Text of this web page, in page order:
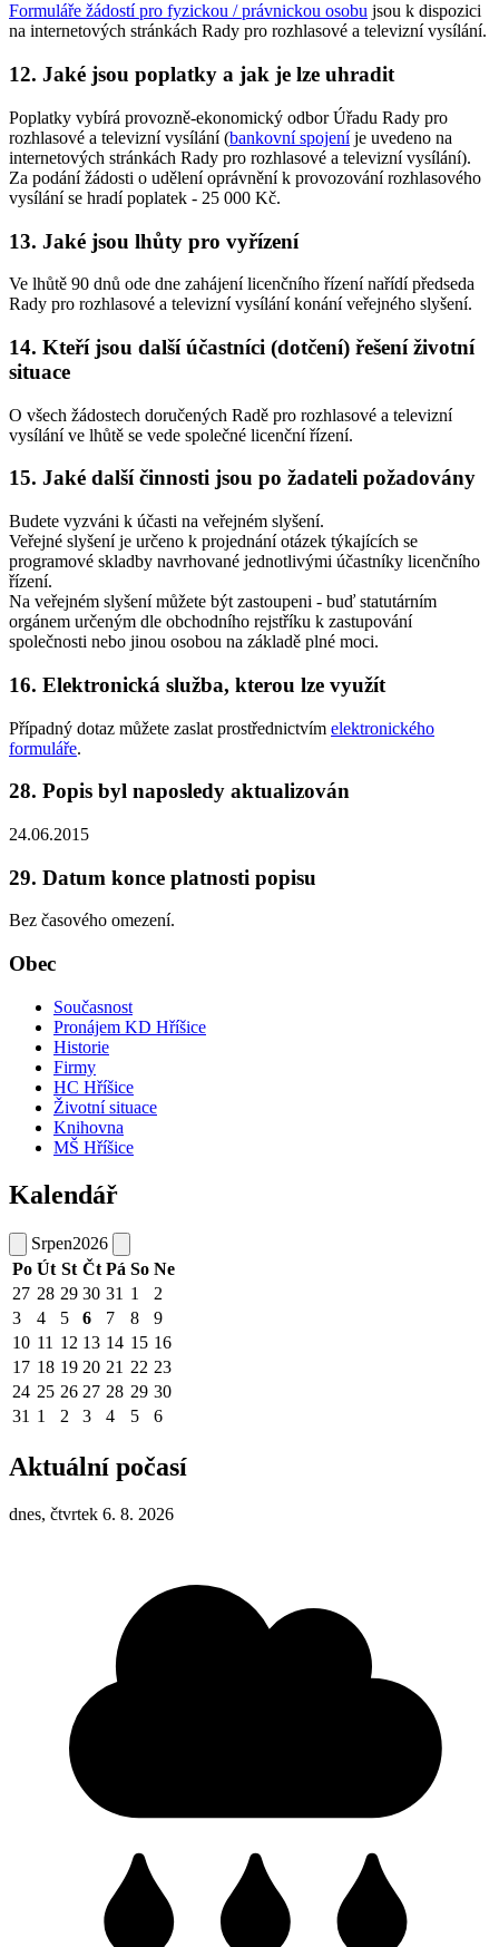
Formuláře žádostí pro fyzickou / právnickou osobu jsou k dispozici
na internetových stránkách Rady pro rozhlasové a televizní vysílání.
12. Jaké jsou poplatky a jak je lze uhradit
Poplatky vybírá provozně-ekonomický odbor Úřadu Rady pro
rozhlasové a televizní vysílání (bankovní spojeníje uvedeno na
internetových stránkách Rady pro rozhlasové a televizní vysílání).
Za podání žádosti o udělení oprávnění k provozování rozhlasového
vysílání se hradí poplatek - 25 000 Kč.
13. Jaké jsou lhůty pro vyřízení
Ve lhůtě 90 dnů ode dne zahájení licenčního řízení nařídí předseda
Rady pro rozhlasové a televizní vysílání konání veřejného slyšení.
14. Kteří jsou další účastníci (dotčení) řešení životní
situace
O všech žádostech doručených Radě pro rozhlasové a televizní
vysílání ve lhůtě se vede společné licenční řízení.
15. Jaké další činnosti jsou po žadateli požadovány
Budete vyzváni k účasti na veřejném slyšení.
Veřejné slyšení je určeno k projednání otázek týkajících se
programové skladby navrhované jednotlivými účastníky licenčního
řízení.
Na veřejném slyšení můžete být zastoupeni - buď statutárním
orgánem určeným dle obchodního rejstříku k zastupování
společnosti nebo jinou osobou na základě plné moci.
16. Elektronická služba, kterou lze využít
Případný dotaz můžete zaslat prostřednictvím elektronického
formuláře.
28. Popis byl naposledy aktualizován
24.06.2015
29. Datum konce platnosti popisu
Bez časového omezení.
Obec
Současnost
Pronájem KD Hříšice
Historie
Firmy
HC Hříšice
Životní situace
Knihovna
MŠ Hříšice
Kalendář
Srpen2026
Po Út St Čt Pá So Ne
27 28 29 30 31 1
2
3
4 5 6 7 8
9
10 11 12 13 14 15 16
17 18 19 20 21 22 23
24 25 26 27 28 29 30
31 1 2 3 4 5 6
Aktuální počasí
dnes, čtvrtek 6. 8. 2026